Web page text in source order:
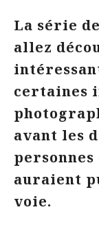
La série
allez
certaines
avant les
auraient
voie.